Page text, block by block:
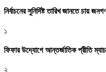
নির্বাচনের সুনির্দিষ্ট তারিখ জানতে চায়
১
ফিফার উদ্যোগে আন্তর্জাতিক প্রীতি
২